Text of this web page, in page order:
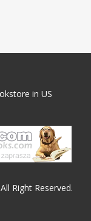
in US
Right Reserved.